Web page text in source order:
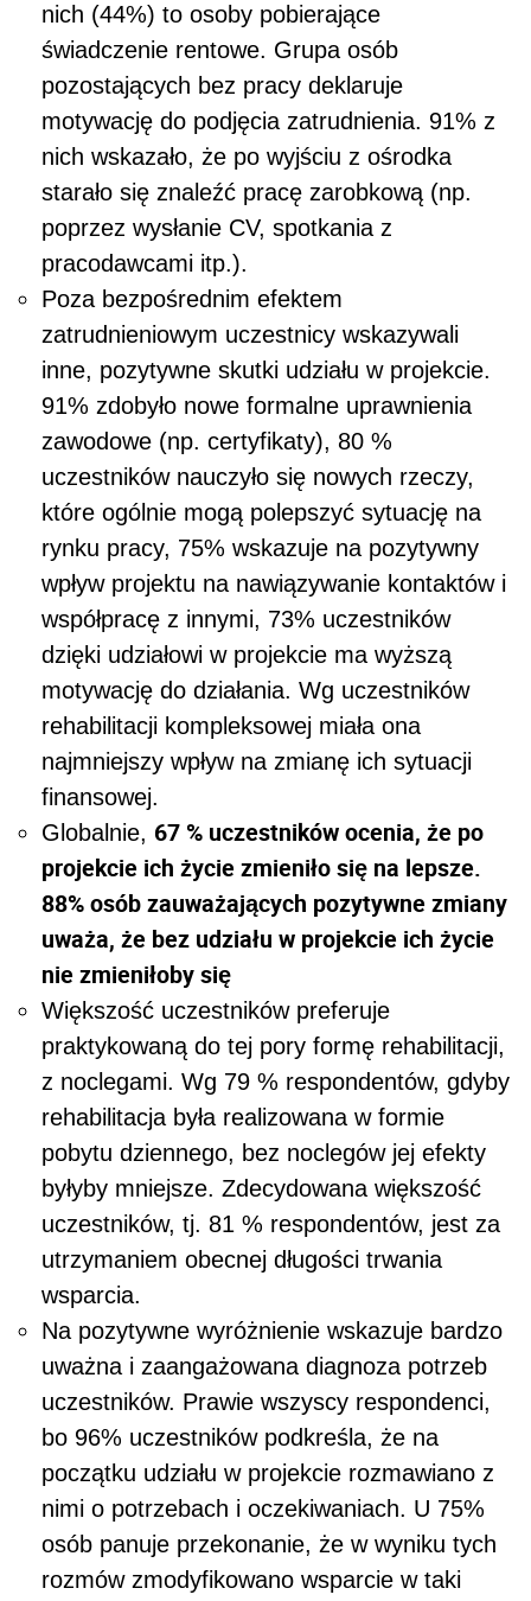
nich (44%) to osoby pobierające
świadczenie rentowe. Grupa osób
pozostających bez pracy deklaruje
motywację do podjęcia zatrudnienia. 91% z
nich wskazało, że po wyjściu z ośrodka
starało się znaleźć pracę zarobkową (np.
poprzez wysłanie CV, spotkania z
pracodawcami itp.).
Poza bezpośrednim efektem
zatrudnieniowym uczestnicy wskazywali
inne, pozytywne skutki udziału w projekcie.
91% zdobyło nowe formalne uprawnienia
zawodowe (np. certyfikaty), 80 %
uczestników nauczyło się nowych rzeczy,
które ogólnie mogą polepszyć sytuację na
rynku pracy, 75% wskazuje na pozytywny
wpływ projektu na nawiązywanie kontaktów i
współpracę z innymi, 73% uczestników
dzięki udziałowi w projekcie ma wyższą
motywację do działania. Wg uczestników
rehabilitacji kompleksowej miała ona
najmniejszy wpływ na zmianę ich sytuacji
finansowej.
Globalnie, 67 % uczestników ocenia, że po
projekcie ich życie zmieniło się na lepsze.
88% osób zauważających pozytywne zmiany
uważa, że bez udziału w projekcie ich życie
nie zmieniłoby się
Większość uczestników preferuje
praktykowaną do tej pory formę rehabilitacji,
z noclegami. Wg 79 % respondentów, gdyby
rehabilitacja była realizowana w formie
pobytu dziennego, bez noclegów jej efekty
byłyby mniejsze. Zdecydowana większość
uczestników, tj. 81 % respondentów, jest za
utrzymaniem obecnej długości trwania
wsparcia.
Na pozytywne wyróżnienie wskazuje bardzo
uważna i zaangażowana diagnoza potrzeb
uczestników. Prawie wszyscy respondenci,
bo 96% uczestników podkreśla, że na
początku udziału w projekcie rozmawiano z
nimi o potrzebach i oczekiwaniach. U 75%
osób panuje przekonanie, że w wyniku tych
rozmów zmodyfikowano wsparcie w taki